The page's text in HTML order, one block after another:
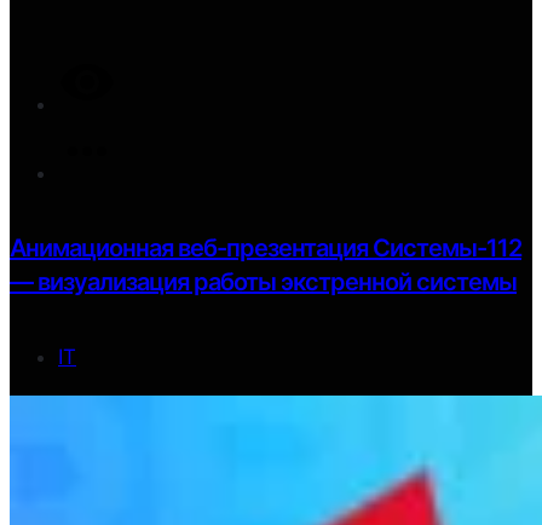
Анимационная веб-презентация Системы-112
— визуализация работы экстренной системы
IT